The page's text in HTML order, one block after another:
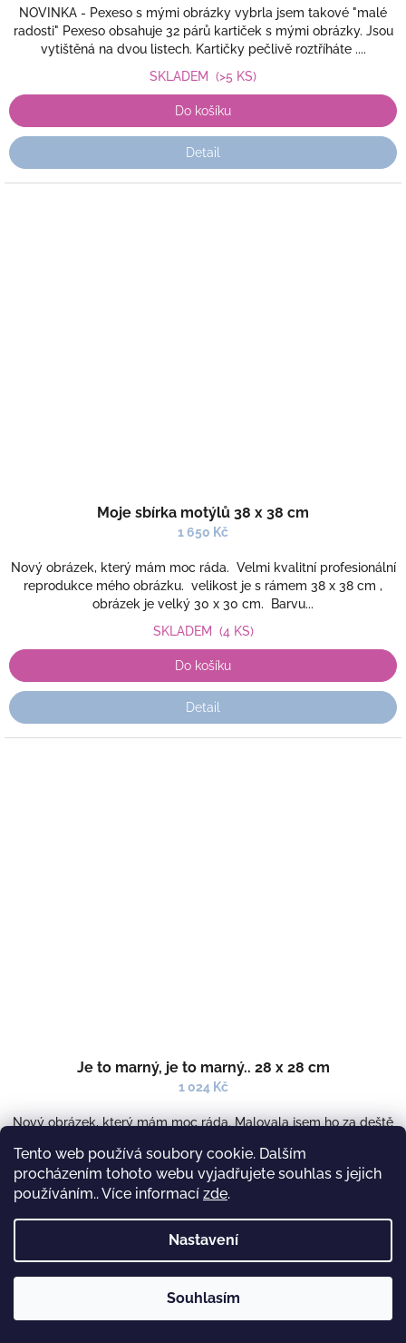
Tento web používá soubory cookie. Dalším
procházením tohoto webu vyjadřujete souhlas s jejich
používáním.. Více informací zde.
Nastavení
Souhlasím
NOVINKA - Pexeso s mými obrázky vybrla jsem takové "malé
radosti" Pexeso obsahuje 32 párů kartiček s mými obrázky. Jsou
vytištěná na dvou listech. Kartičky pečlivě roztříháte ....
SKLADEM (>5 KS)
Do košíku
Detail
Moje sbírka motýlů 38 x 38 cm
1 650 Kč
Nový obrázek, který mám moc ráda. Velmi kvalitní profesionální
reprodukce mého obrázku. velikost je s rámem 38 x 38 cm ,
obrázek je velký 30 x 30 cm. Barvu...
SKLADEM (4 KS)
Do košíku
Detail
Je to marný, je to marný.. 28 x 28 cm
1 024 Kč
Nový obrázek, který mám moc ráda. Malovala jsem ho za deště
profesionální tisk na plátno- od originálu téměř k...
SKLADEM (3 KS)
Do košíku
Detail